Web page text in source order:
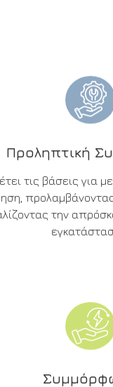
Προληπτική
τις βάσεις για
προλαμβάνοντας
την